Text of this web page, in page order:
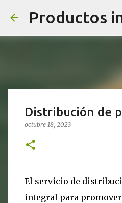
Productos
Distribución de
octubre 18, 2023
El servicio de
integral para